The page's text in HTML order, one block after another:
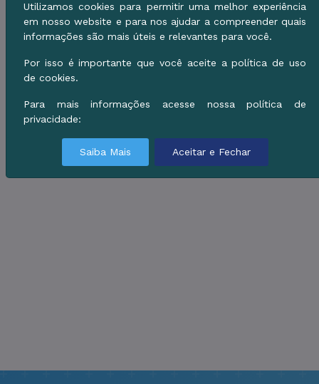
Menu de Serviços.
Utilizamos cookies para permitir uma melhor experiência
em nosso website e para nos ajudar a compreender quais
informações são mais úteis e relevantes para você.
Por isso é importante que você aceite a política de uso
de cookies.
Para mais informações acesse nossa política de
privacidade:
Saiba Mais Aceitar e Fechar